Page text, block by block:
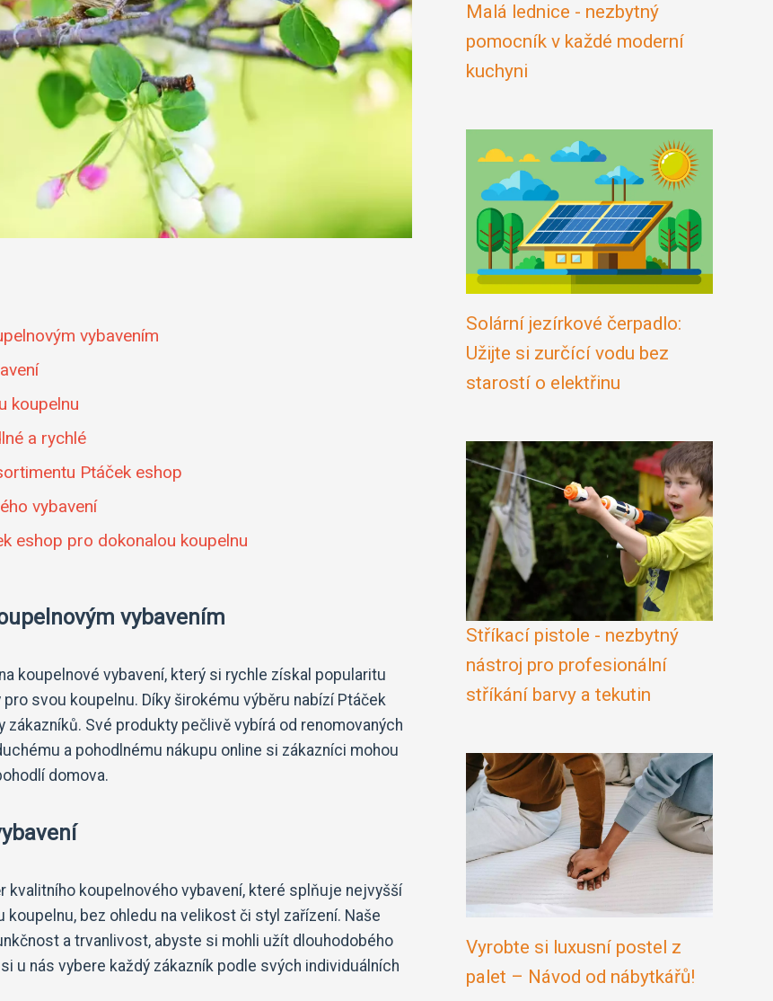
vybavením
koupelnu
a rychlé
Ptáček eshop
vybavení
eshop pro dokonalou koupelnu
vybavením
koupelnové vybavení, který si rychle získal popularitu
svou koupelnu. Díky širokému výběru nabízí Ptáček
Své produkty pečlivě vybírá od renomovaných
a pohodlnému nákupu online si zákazníci mohou
domova.
kvalitního koupelnového vybavení, které splňuje nejvyšší
bez ohledu na velikost či styl zařízení. Naše
a trvanlivost, abyste si mohli užít dlouhodobého
u nás vybere každý zákazník podle svých individuálních
Malá lednice - nezbytný
pomocník v každé moderní
kuchyni
Solární jezírkové čerpadlo:
Užijte si zurčící vodu bez
starostí o elektřinu
Stříkací pistole - nezbytný
nástroj pro profesionální
stříkání barvy a tekutin
Vyrobte si luxusní postel z
palet – Návod od nábytkářů!